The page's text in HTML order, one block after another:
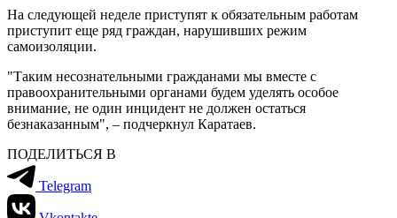
На следующей неделе приступят к обязательным работам
приступит еще ряд граждан, нарушивших режим
самоизоляции.
"Таким несознательными гражданами мы вместе с
правоохранительными органами будем уделять особое
внимание, не один инцидент не должен остаться
безнаказанным", – подчеркнул Каратаев.
ПОДЕЛИТЬСЯ В
Telegram